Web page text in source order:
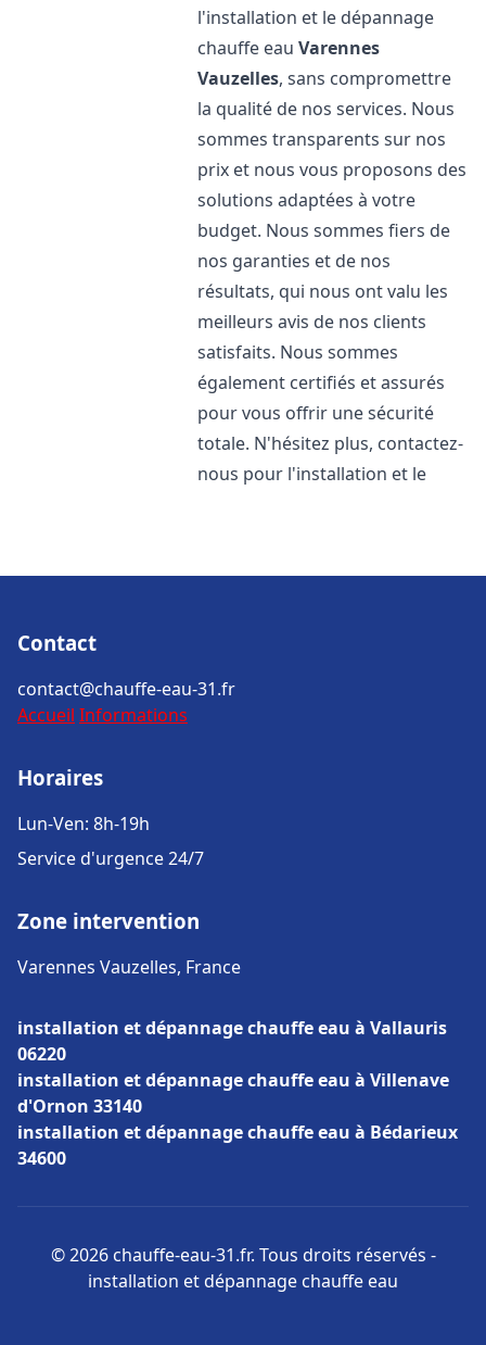
l'installation et le dépannage
chauffe eauVarennes
Vauzelles, sans compromettre
la qualité de nos services. Nous
sommes transparents sur nos
prix et nous vous proposons des
solutions adaptées à votre
budget. Nous sommes fiers de
nos garanties et de nos
résultats, qui nous ont valu les
meilleurs avis de nos clients
satisfaits. Nous sommes
également certifiés et assurés
pour vous offrir une sécurité
totale. N'hésitez plus, contactez-
nous pour l'installation et le
Contact
contact@chauffe-eau-31.fr
Accueil Informations
Horaires
Lun-Ven: 8h-19h
Service d'urgence 24/7
Zone intervention
Varennes Vauzelles, France
installation et dépannage chauffe eau à Vallauris
06220
installation et dépannage chauffe eau à Villenave
d'Ornon 33140
installation et dépannage chauffe eau à Bédarieux
34600
© 2026 chauffe-eau-31.fr. Tous droits réservés -
installation et dépannage chauffe eau